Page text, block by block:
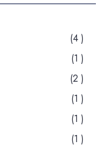
(4 )
(1 )
(2 )
(1 )
(1 )
(1 )